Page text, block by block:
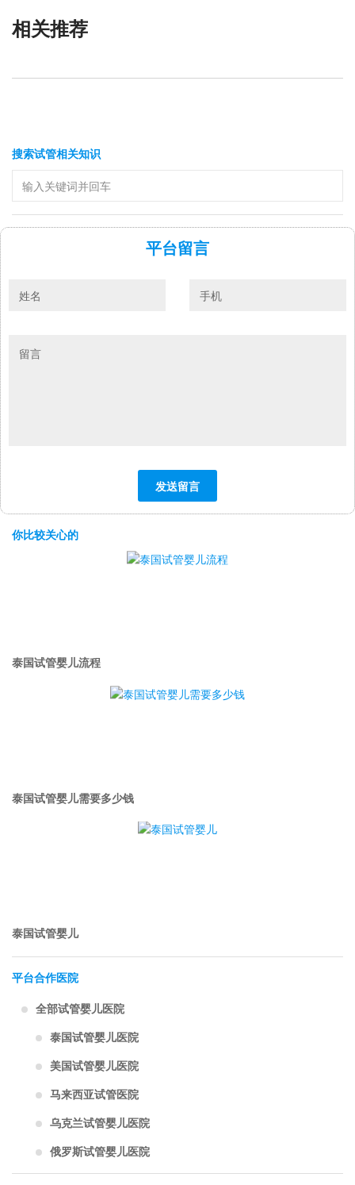
相关推荐
搜索试管相关知识
平台留言
你比较关心的
泰国试管婴儿流程
泰国试管婴儿需要多少钱
泰国试管婴儿
平台合作医院
全部试管婴儿医院
泰国试管婴儿医院
美国试管婴儿医院
马来西亚试管医院
乌克兰试管婴儿医院
俄罗斯试管婴儿医院